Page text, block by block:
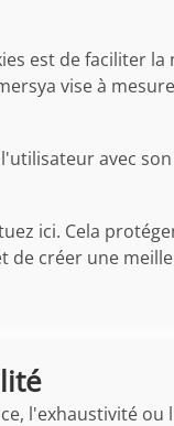
est de faciliter la
vise à
avec son
ici. Cela
de créer une
l'exhaustivité ou